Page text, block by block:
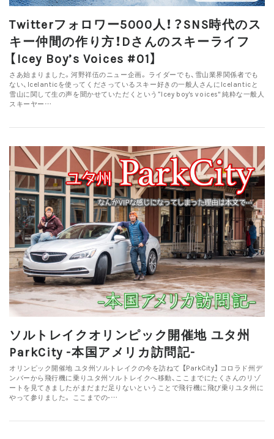
Twitterフォロワー5000人！？SNS時代のス
キー仲間の作り方！Dさんのスキーライフ
【Icey Boy’s Voices #01】
さあ始まりました。河野祥伍のニュー企画。 ライダーでも、雪山業界関係者でも
ない、Icelanticを使ってくださっているスキー好きの一般人さんにIcelanticと
雪山に関して生の声を聞かせていただくという”Icey boy's voices" 純粋な一般人
スキーヤー…
ソルトレイクオリンピック開催地 ユタ州
ParkCity -本国アメリカ訪問記-
オリンピック開催地 ユタ州ソルトレイクの今を訪ねて 【ParkCity】 コロラド州デ
ンバーから飛行機に乗りユタ州ソルトレイクへ移動、ここまでにたくさんのリゾ
ートを見てきましたがまだまだ足りないということで飛行機に飛び乗りユタ州に
やって参りました。 ここまでの-…